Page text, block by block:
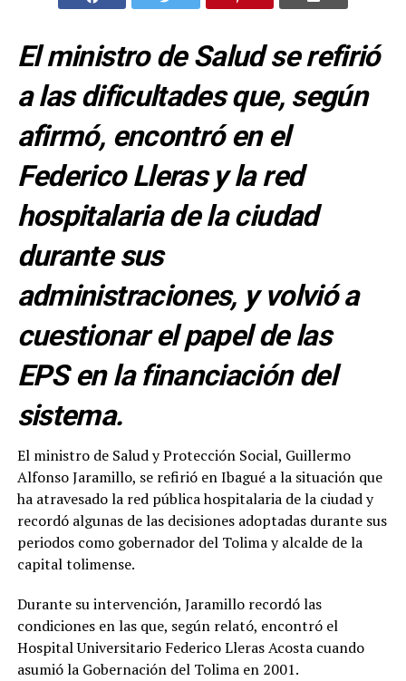
El ministro de Salud se refirió
a las dificultades que, según
afirmó, encontró en el
Federico Lleras y la red
hospitalaria de la ciudad
durante sus
administraciones, y volvió a
cuestionar el papel de las
EPS en la financiación del
sistema.
El ministro de Salud y Protección Social, Guillermo
Alfonso Jaramillo, se refirió en Ibagué a la situación que
ha atravesado la red pública hospitalaria de la ciudad y
recordó algunas de las decisiones adoptadas durante sus
periodos como gobernador del Tolima y alcalde de la
capital tolimense.
Durante su intervención, Jaramillo recordó las
condiciones en las que, según relató, encontró el
Hospital Universitario Federico Lleras Acosta cuando
asumió la Gobernación del Tolima en 2001.